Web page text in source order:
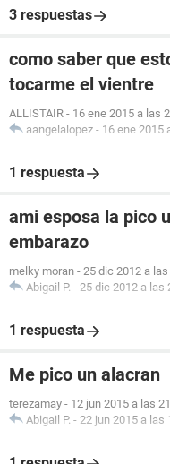
3 respuestas
como saber que
tocarme el vientre
ALLISTAIR - 16 ene 2015 a las
aangelalopez - 16 ene 2015
1 respuesta
ami esposa la pico
embarazo
melky moran - 25 dic 2012 a
Abigail P. - 25 dic 2012 a las
1 respuesta
Me pico un alacran
terezamay - 12 jun 2015 a las
Abigail P. - 22 jun 2015 a las